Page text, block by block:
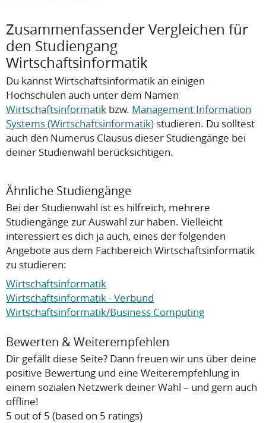
Zusammenfassender Vergleichen für
den Studiengang
Wirtschaftsinformatik
Du kannst Wirtschaftsinformatik an einigen
Hochschulen auch unter dem Namen
Wirtschaftsinformatik bzw. Management Information
Systems (Wirtschaftsinformatik) studieren. Du solltest
auch den Numerus Clausus dieser Studiengänge bei
deiner Studienwahl berücksichtigen.
Ähnliche Studiengänge
Bei der Studienwahl ist es hilfreich, mehrere
Studiengänge zur Auswahl zur haben. Vielleicht
interessiert es dich ja auch, eines der folgenden
Angebote aus dem Fachbereich Wirtschaftsinformatik
zu studieren:
Wirtschaftsinformatik
Wirtschaftsinformatik - Verbund
Wirtschaftsinformatik/Business Computing
Bewerten & Weiterempfehlen
Dir gefällt diese Seite? Dann freuen wir uns über deine
positive Bewertung und eine Weiterempfehlung in
einem sozialen Netzwerk deiner Wahl – und gern auch
offline!
5 out of5 (based on 5 ratings)